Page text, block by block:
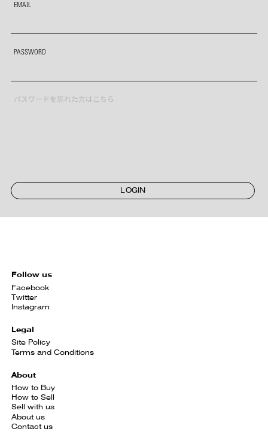
EMAIL
PASSWORD
パスワードを忘れた方はこちら
LOGIN
Follow us
Facebook
Twitter
Instagram
Legal
Site Policy
Terms and Conditions
About
How to Buy
How to Sell
Sell with us
About us
Contact us